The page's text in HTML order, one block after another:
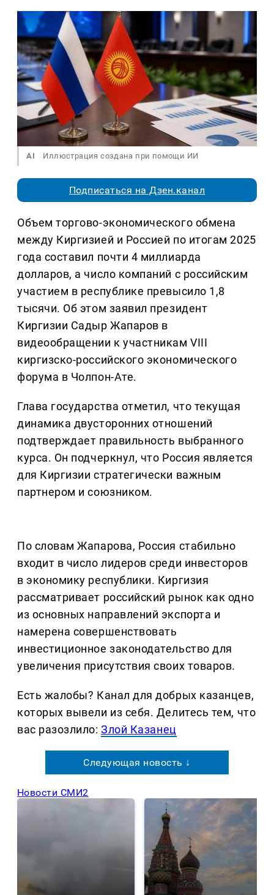
AI Иллюстрация создана при помощи ИИ
Подписаться на Дзен.канал
Объем торгово-экономического обмена
между Киргизией и Россией по итогам 2025
года составил почти 4 миллиарда
долларов, а число компаний с российским
участием в республике превысило 1,8
тысячи. Об этом заявил президент
Киргизии Садыр Жапаров в
видеообращении к участникам VIII
киргизско-российского экономического
форума в Чолпон-Ате.
Глава государства отметил, что текущая
динамика двусторонних отношений
подтверждает правильность выбранного
курса. Он подчеркнул, что Россия является
для Киргизии стратегически важным
партнером и союзником.
По словам Жапарова, Россия стабильно
входит в число лидеров среди инвесторов
в экономику республики. Киргизия
рассматривает российский рынок как одно
из основных направлений экспорта и
намерена совершенствовать
инвестиционное законодательство для
увеличения присутствия своих товаров.
Есть жалобы? Канал для добрых казанцев,
которых вывели из себя. Делитеcь тем, что
вас разозлило:Злой Казанец
Следующая новость ↓
Новости СМИ2